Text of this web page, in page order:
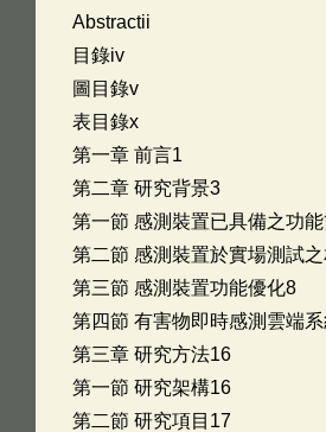
Abstractii
目錄iv
圖目錄v
表目錄x
第一章 前言1
第二章 研究背景3
第一節 感測裝置已具備之功
第二節 感測裝置於實場測試
第三節 感測裝置功能優化8
第四節 有害物即時感測雲端
第三章 研究方法16
第一節 研究架構16
第二節 研究項目17